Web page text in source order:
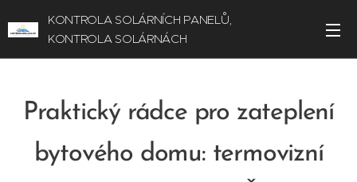
KONTROLA SOLÁRNÍCH PANELŮ,
KONTROLA SOLÁRNÁCH
ELEKTRÁREN TERMOKAMEROU
Praktický rádce pro zateplení
bytového domu: termovizní